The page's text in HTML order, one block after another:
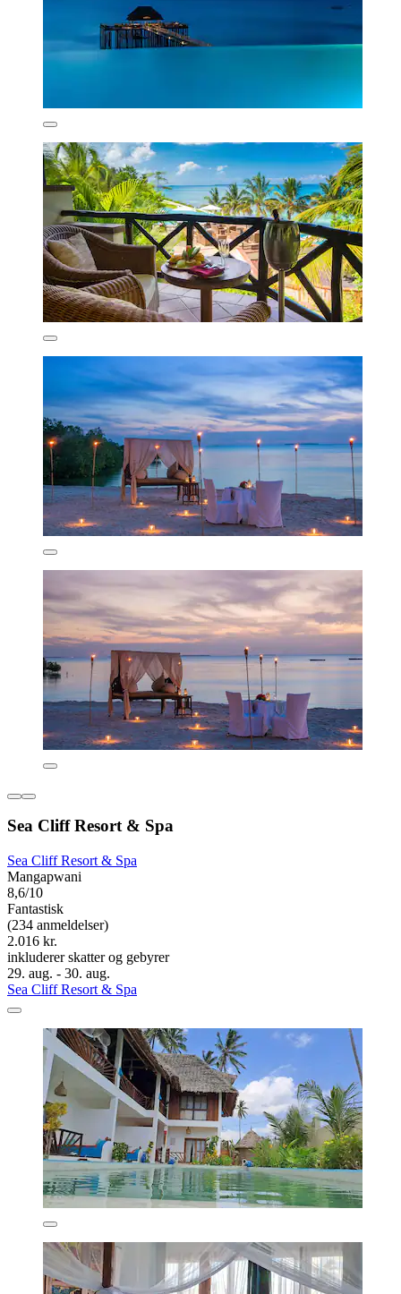
Sea Cliff Resort & Spa
Sea Cliff Resort & Spa
Mangapwani
8,6/10
Fantastisk
(234 anmeldelser)
2.016 kr.
inkluderer skatter og gebyrer
29. aug. - 30. aug.
Sea Cliff Resort & Spa